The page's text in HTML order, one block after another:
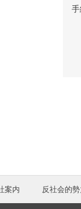
案内 反社会的